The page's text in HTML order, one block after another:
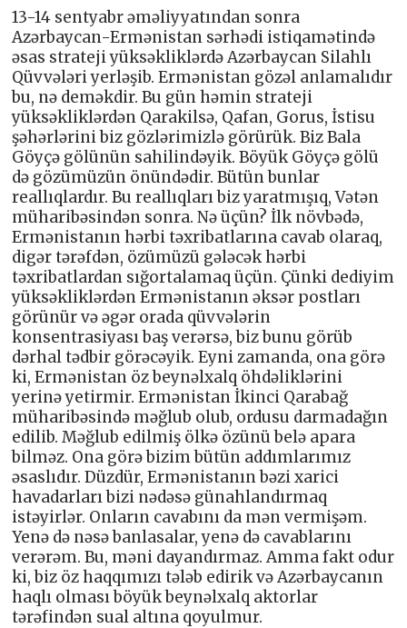
13-14 sentyabr əməliyyatından sonra
Azərbaycan-Ermənistan sərhədi istiqamətində
əsas strateji yüksəkliklərdə Azərbaycan Silahlı
Qüvvələri yerləşib. Ermənistan gözəl anlamalıdır
bu, nə deməkdir. Bu gün həmin strateji
yüksəkliklərdən Qarakilsə, Qafan, Gorus, İstisu
şəhərlərini biz gözlərimizlə görürük. Biz Bala
Göyçə gölünün sahilindəyik. Böyük Göyçə gölü
də gözümüzün önündədir. Bütün bunlar
reallıqlardır. Bu reallıqları biz yaratmışıq, Vətən
müharibəsindən sonra. Nə üçün? İlk növbədə,
Ermənistanın hərbi təxribatlarına cavab olaraq,
digər tərəfdən, özümüzü gələcək hərbi
təxribatlardan sığortalamaq üçün. Çünki dediyim
yüksəkliklərdən Ermənistanın əksər postları
görünür və əgər orada qüvvələrin
konsentrasiyası baş verərsə, biz bunu görüb
dərhal tədbir görəcəyik. Eyni zamanda, ona görə
ki, Ermənistan öz beynəlxalq öhdəliklərini
yerinə yetirmir. Ermənistan İkinci Qarabağ
müharibəsində məğlub olub, ordusu darmadağın
edilib. Məğlub edilmiş ölkə özünü belə apara
bilməz. Ona görə bizim bütün addımlarımız
əsaslıdır. Düzdür, Ermənistanın bəzi xarici
havadarları bizi nədəsə günahlandırmaq
istəyirlər. Onların cavabını da mən vermişəm.
Yenə də nəsə banlasalar, yenə də cavablarını
verərəm. Bu, məni dayandırmaz. Amma fakt odur
ki, biz öz haqqımızı tələb edirik və Azərbaycanın
haqlı olması böyük beynəlxalq aktorlar
tərəfindən sual altına qoyulmur.